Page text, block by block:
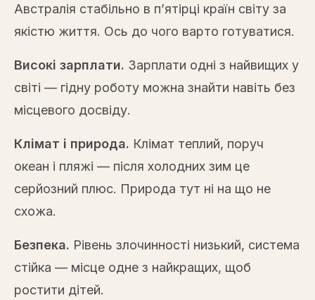
Австралія стабільно в п’ятірці країн світу за
якістю життя. Ось до чого варто готуватися.
Високі зарплати. Зарплати одні з найвищих у
світі — гідну роботу можна знайти навіть без
місцевого досвіду.
Клімат і природа. Клімат теплий, поруч
океан і пляжі — після холодних зим це
серйозний плюс. Природа тут ні на що не
схожа.
Безпека. Рівень злочинності низький, система
стійка — місце одне з найкращих, щоб
ростити дітей.